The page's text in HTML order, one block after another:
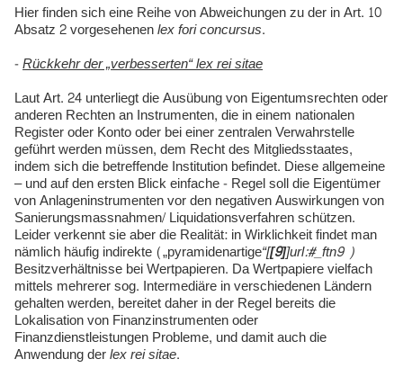
Hier finden sich eine Reihe von Abweichungen zu der in Art. 10
Absatz 2 vorgesehenenlex fori concursus.
-Rückkehr der „verbesserten“ lex rei sitae
Laut Art. 24 unterliegt die Ausübung von Eigentumsrechten oder
anderen Rechten an Instrumenten, die in einem nationalen
Register oder Konto oder bei einer zentralen Verwahrstelle
geführt werden müssen, dem Recht des Mitgliedsstaates,
indem sich die betreffende Institution befindet. Diese allgemeine
– und auf den ersten Blick einfache - Regel soll die Eigentümer
von Anlageninstrumenten vor den negativen Auswirkungen von
Sanierungsmassnahmen/ Liquidationsverfahren schützen.
Leider verkennt sie aber die Realität: in Wirklichkeit findet man
nämlich häufig indirekte („pyramidenartige“[[9]]url:#_ftn9 )
Besitzverhältnisse bei Wertpapieren. Da Wertpapiere vielfach
mittels mehrerer sog. Intermediäre in verschiedenen Ländern
gehalten werden, bereitet daher in der Regel bereits die
Lokalisation von Finanzinstrumenten oder
Finanzdienstleistungen Probleme, und damit auch die
Anwendung derlex rei sitae.